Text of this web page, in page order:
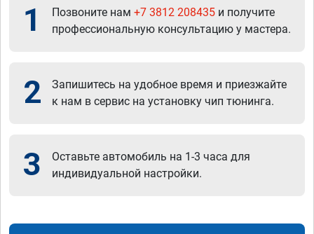
1 Позвоните нам +7 3812 208435 и получите
профессиональную консультацию у мастера.
2
Запишитесь на удобное время и приезжайте
к нам в сервис на установку чип тюнинга.
3
Оставьте автомобиль на 1-3 часа для
индивидуальной настройки.